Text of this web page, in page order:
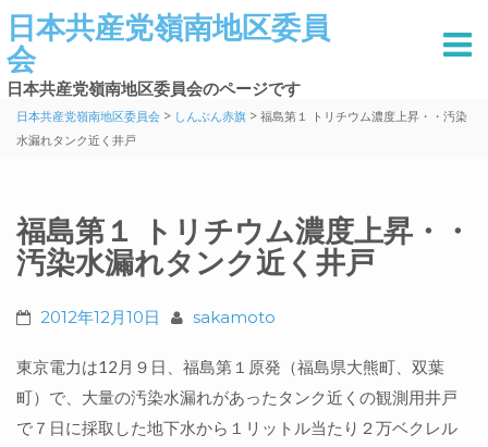
日本共産党嶺南地区委員
会
日本共産党嶺南地区委員会のページです
日本共産党嶺南地区委員会 > しんぶん赤旗 > 福島第１ トリチウム濃度上昇・・汚染
水漏れタンク近く井戸
福島第１ トリチウム濃度上昇・・
汚染水漏れタンク近く井戸
2012年12月10日 sakamoto
東京電力は12月９日、福島第１原発（福島県大熊町、双葉
町）で、大量の汚染水漏れがあったタンク近くの観測用井戸
で７日に採取した地下水から１リットル当たり２万ベクレル